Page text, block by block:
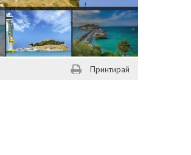
Принтирай